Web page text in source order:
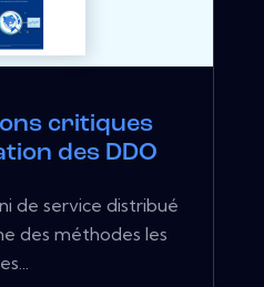
critiques
des DDO
de service distribué
des méthodes les